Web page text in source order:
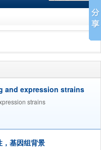
and expression strains
strains
基因组背景